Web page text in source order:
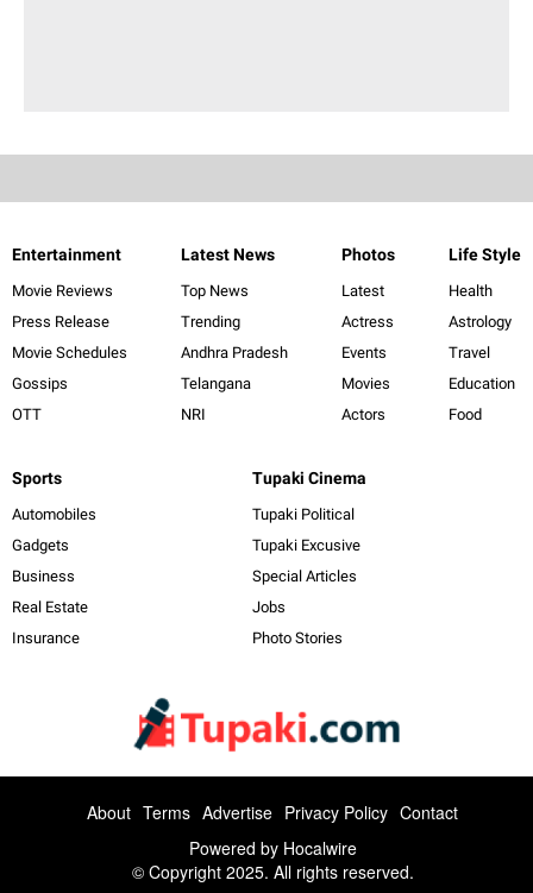
Entertainment
Movie Reviews
Press Release
Movie Schedules
Gossips
OTT
Latest News
Top News
Trending
Andhra Pradesh
Telangana
NRI
Photos
Latest
Actress
Events
Movies
Actors
Life Style
Health
Astrology
Travel
Education
Food
Sports
Automobiles
Gadgets
Business
Real Estate
Insurance
Tupaki Cinema
Tupaki Political
Tupaki Excusive
Special Articles
Jobs
Photo Stories
About Terms Advertise Privacy Policy Contact
Powered by Hocalwire
© Copyright 2025. All rights reserved.